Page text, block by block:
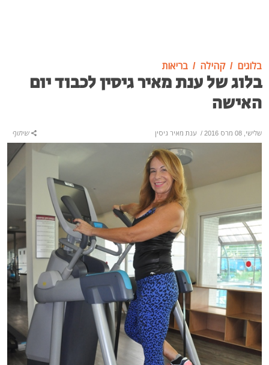
בלוגים קהילה בריאות
בלוג של ענת מאיר גיסין לכבוד יום
האישה
שלישי, 08 מרס 2016 / ענת מאיר גיסין שיתוף